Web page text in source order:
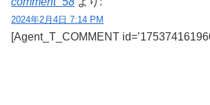
2024年2月4日 7:14 PM
[Agent_T_COMMENT